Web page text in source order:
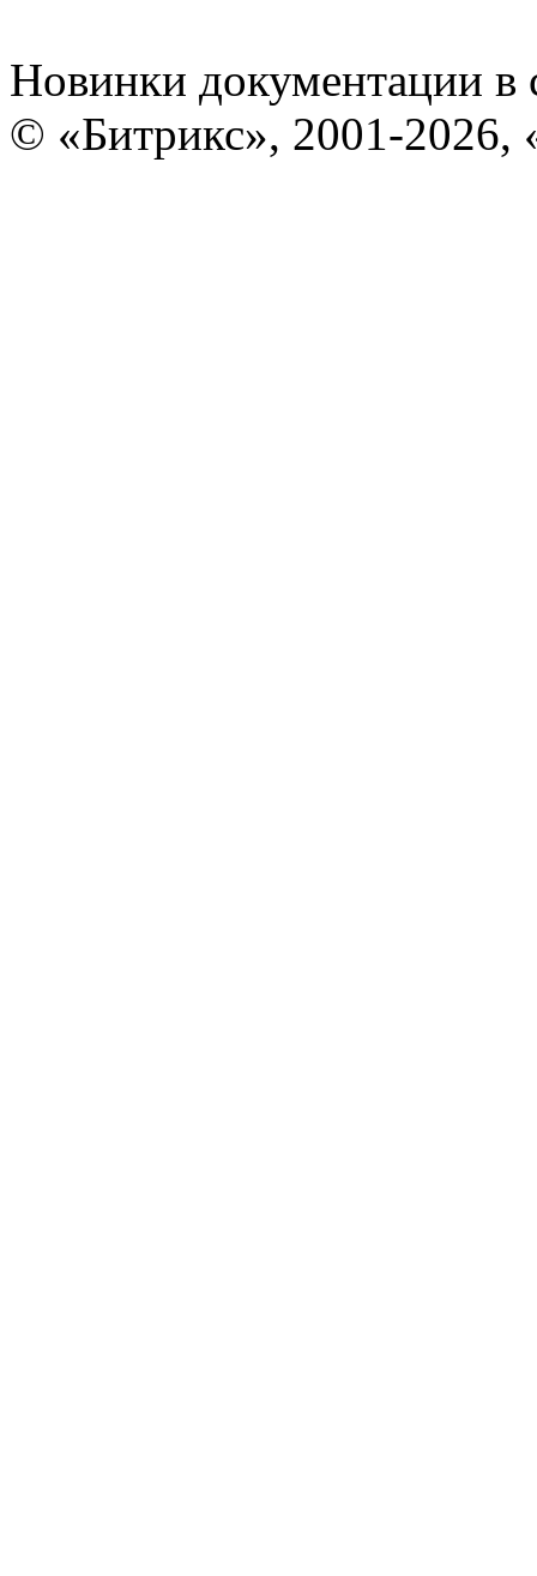
Новинки документации в
© «Битрикс», 2001-2026,